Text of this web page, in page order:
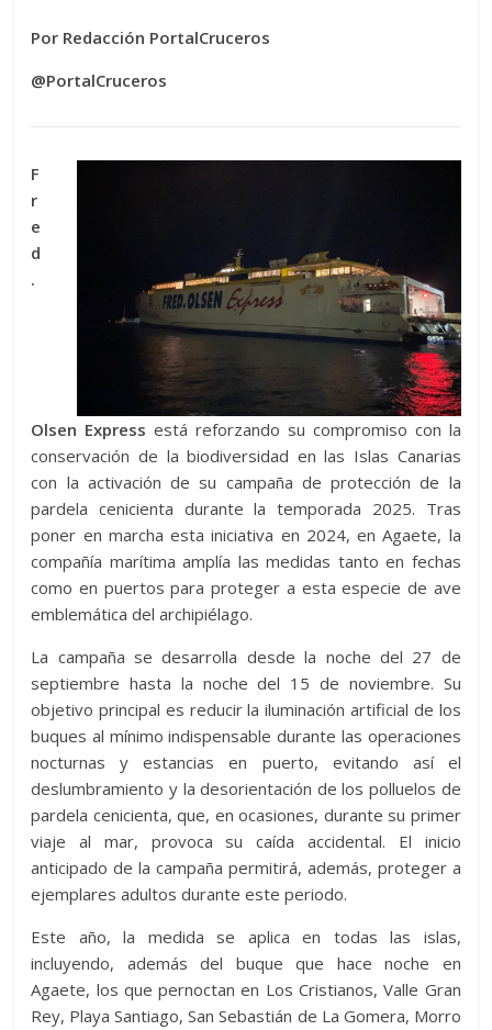
Por Redacción PortalCruceros
@PortalCruceros
F
r
e
d
.
Olsen Express está reforzando su compromiso con la
conservación de la biodiversidad en las Islas Canarias
con la activación de su campaña de protección de la
pardela cenicienta durante la temporada 2025. Tras
poner en marcha esta iniciativa en 2024, en Agaete, la
compañía marítima amplía las medidas tanto en fechas
como en puertos para proteger a esta especie de ave
emblemática del archipiélago.
La campaña se desarrolla desde la noche del 27 de
septiembre hasta la noche del 15 de noviembre. Su
objetivo principal es reducir la iluminación artificial de los
buques al mínimo indispensable durante las operaciones
nocturnas y estancias en puerto, evitando así el
deslumbramiento y la desorientación de los polluelos de
pardela cenicienta, que, en ocasiones, durante su primer
viaje al mar, provoca su caída accidental. El inicio
anticipado de la campaña permitirá, además, proteger a
ejemplares adultos durante este periodo.
Este año, la medida se aplica en todas las islas,
incluyendo, además del buque que hace noche en
Agaete, los que pernoctan en Los Cristianos, Valle Gran
Rey, Playa Santiago, San Sebastián de La Gomera, Morro